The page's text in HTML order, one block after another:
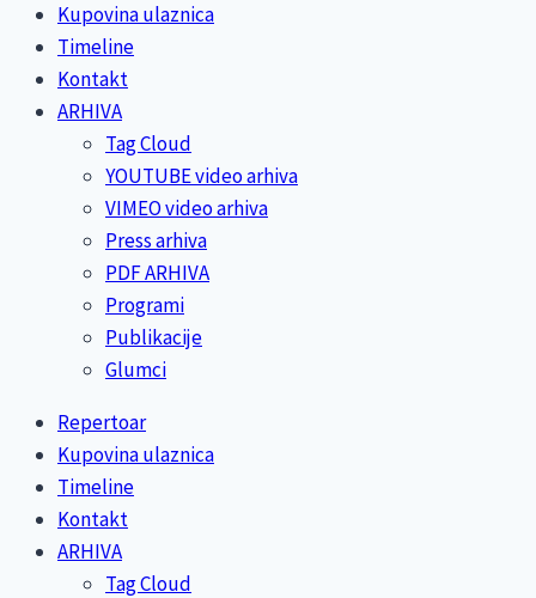
Kupovina ulaznica
Timeline
Kontakt
ARHIVA
Tag Cloud
YOUTUBE video arhiva
VIMEO video arhiva
Press arhiva
PDF ARHIVA
Programi
Publikacije
Glumci
Repertoar
Kupovina ulaznica
Timeline
Kontakt
ARHIVA
Tag Cloud